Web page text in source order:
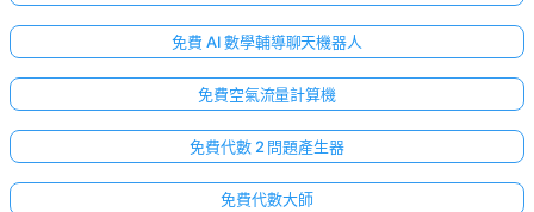
免費 AI 數學輔導聊天機器人
免費空氣流量計算機
免費代數 2 問題產生器
免費代數大師